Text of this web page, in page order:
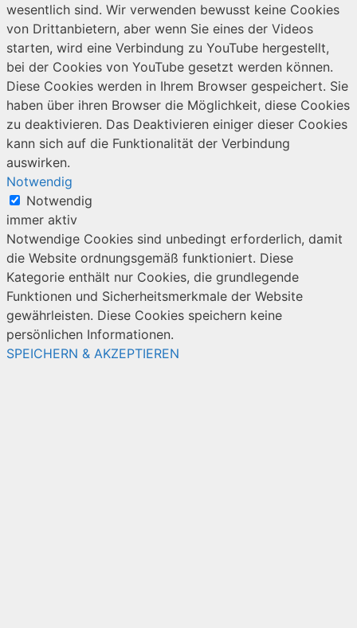
wesentlich sind. Wir verwenden bewusst keine Cookies
von Drittanbietern, aber wenn Sie eines der Videos
starten, wird eine Verbindung zu YouTube hergestellt,
bei der Cookies von YouTube gesetzt werden können.
Diese Cookies werden in Ihrem Browser gespeichert. Sie
haben über ihren Browser die Möglichkeit, diese Cookies
zu deaktivieren. Das Deaktivieren einiger dieser Cookies
kann sich auf die Funktionalität der Verbindung
auswirken.
Notwendig
Notwendig
immer aktiv
Notwendige Cookies sind unbedingt erforderlich, damit
die Website ordnungsgemäß funktioniert. Diese
Kategorie enthält nur Cookies, die grundlegende
Funktionen und Sicherheitsmerkmale der Website
gewährleisten. Diese Cookies speichern keine
persönlichen Informationen.
SPEICHERN & AKZEPTIEREN